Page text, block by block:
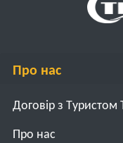
Про нас
Договір з
Про нас